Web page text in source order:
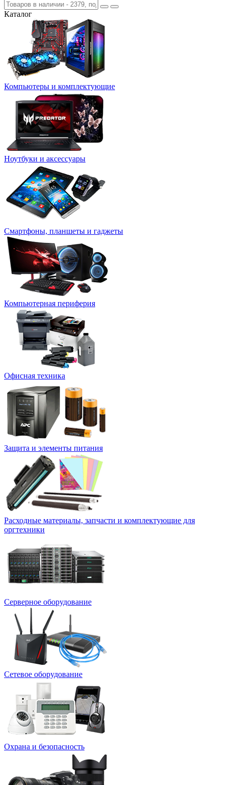
Каталог
Компьютеры и комплектующие
Ноутбуки и аксессуары
Смартфоны, планшеты и гаджеты
Компьютерная периферия
Офисная техника
Защита и элементы питания
Расходные материалы, запчасти и комплектующие для
оргтехники
Серверное оборудование
Сетевое оборудование
Охрана и безопасность